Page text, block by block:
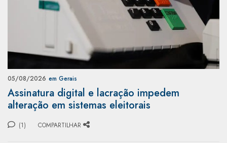
05/08/2026 em Gerais
Assinatura digital e lacração impedem
alteração em sistemas eleitorais
(1) COMPARTILHAR